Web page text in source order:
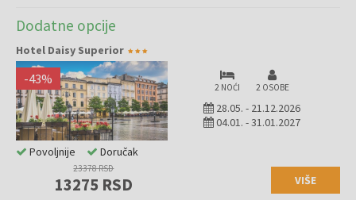
Dodatne opcije
Hotel Daisy Superior
-43% 2 NOĆI 2 OSOBE
28.05. - 21.12.2026
04.01. -31.01.2027
23378 RSD
13275 RSD VIŠE
Povoljnije Doručak